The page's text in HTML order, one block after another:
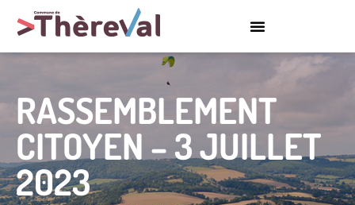
RASSEMBLEMENT
CITOYEN – 3 JUILLET
2023